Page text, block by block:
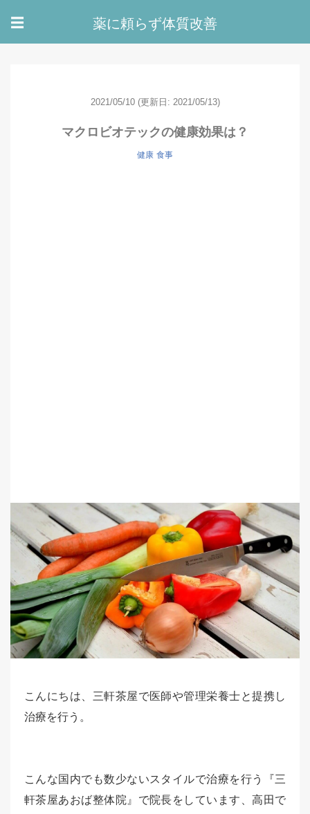
☰ 薬に頼らず体質改善
2021/05/10 (更新日: 2021/05/13)
マクロビオテックの健康効果は？
健康 食事
こんにちは、三軒茶屋で医師や管理栄養士と提携し
治療を行う。
こんな国内でも数少ないスタイルで治療を行う『三
軒茶屋あおば整体院』で院長をしています、高田で